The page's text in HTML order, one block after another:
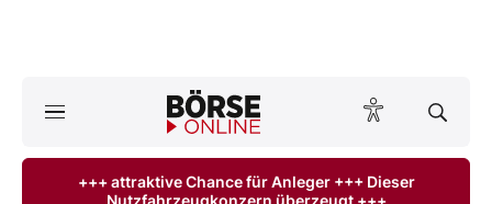
ktuelle Ausgabe BÖRSE ONLINE lesen
+++ attraktive Chance für Anleger +++ Dieser
Nutzfahrzeugkonzern überzeugt +++